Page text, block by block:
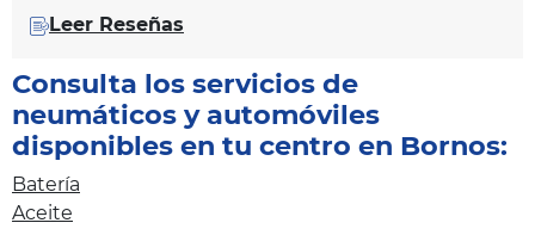
Leer Reseñas
Consulta los servicios de
neumáticos y automóviles
disponibles en tu centro en Bornos:
Batería
Aceite